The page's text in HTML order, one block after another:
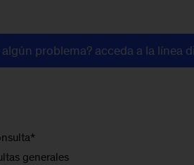
algún problema? acceda a la línea
*
generales